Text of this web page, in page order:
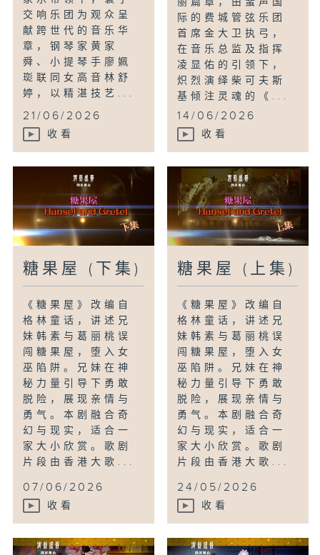
交响乐团为观众呈
献跨世代的音乐华
章，钢琴家黄家
舜、小提琴手廖姵
珳联同女高音林舒
婷，以精湛技艺...
21/06/2026
收看
际的费城管弦乐团
首席金大卫执弓，
在音乐总监及指挥
凌显佑的引领下，
炽烈演绎柴可夫斯
基倾注灵魂的《...
14/06/2026
收看
糖果屋 (下集)
《糖果屋》改编自
格林童话，讲述兄
妹韩素与葛丽桃误
闯糖果屋，堕入女
巫陷阱。兄妹在神
秘力量引导下勇敢
脱险，展现亲情与
勇气。本剧融合奇
幻与现实，适合一
家大小欣赏。歌剧
片段由香港大歌...
07/06/2026
收看
糖果屋 (上集)
《糖果屋》改编自
格林童话，讲述兄
妹韩素与葛丽桃误
闯糖果屋，堕入女
巫陷阱。兄妹在神
秘力量引导下勇敢
脱险，展现亲情与
勇气。本剧融合奇
幻与现实，适合一
家大小欣赏。歌剧
片段由香港大歌...
24/05/2026
收看